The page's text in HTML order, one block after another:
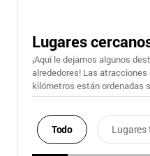
Lugares
¡Aquí le dejamos algunos
alrededores! Las atracciones
kilómetros están ordenadas
Todo